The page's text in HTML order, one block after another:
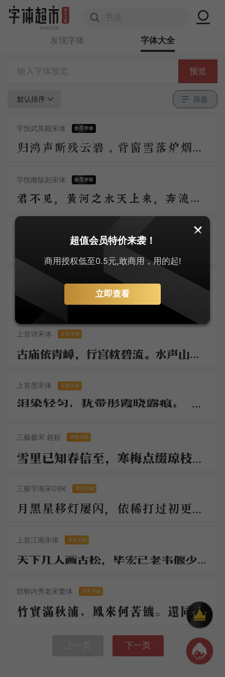
发现字体 字体大全
预览
默认排序 筛选
字悦武英殿宋体
归鸿声断残云碧，背窗雪落炉烟直。烛底凤钗明，钗头人胜轻。 角声催晓漏，曙色回牛斗。春意看花难，西风留旧寒。
字悦雕版刻宋体
君不见，黄河之水天上来，奔流到海不复回。君不见，高堂明镜悲白发，朝如青丝暮成雪。人生得意须尽欢，莫使金樽空对月。天生我材必有用，千金散尽还复来。
零售字体
上首诗宋体 零售字体
古庙依青嶂，行宫枕碧流。水声山色锁妆楼。往事思悠悠。云雨朝还暮，烟花春复秋。啼猿何必近孤舟。行客自多愁。
上首墨宋体 零售字体
泪染轻匀，犹带彤霞晓露痕。 怕郎猜道，奴面不如花面好。云鬓斜簪，徒要教郎比并看。
三极极宋 超粗 零售字体
三极字海宋GBK 零售字体
月黑星移灯屡闪，依稀打过初更。清游如此太多情。豆花凉帖地，知雨咽虫声。渐逼疏蓬风淅淅，几家茅屋都扃。
上首江南宋体 零售字体
天下几人画古松，毕宏已老韦偃少。绝笔长风起纤末，满堂动色嗟神妙。两株惨裂苔藓皮，屈铁交错回高枝。
邯郸内秀老宋繁体 零售字体
竹实满秋浦，凤来何苦饥。还同月下鹊，三绕未安枝。夫子即琼树，倾柯拂羽仪。怀君恋明德，归去日相思。
下一页
超值会员特价来袭！
商用授权低至0.5元,敢商用，用的起!
立即查看